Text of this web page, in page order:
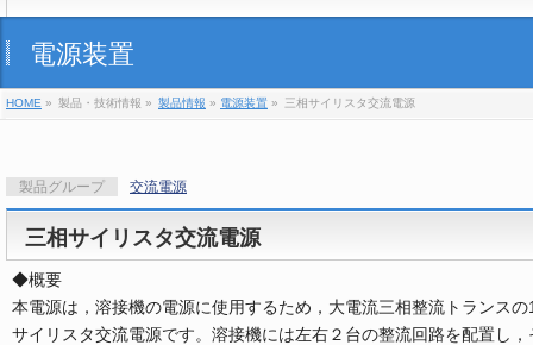
電源装置
HOME » 製品・技術情報 » 製品情報 » 電源装置 » 三相サイリスタ交流電源
製品グループ 交流電源
三相サイリスタ交流電源
◆概要
本電源は，溶接機の電源に使用するため，大電流三相整流トランス
サイリスタ交流電源です。溶接機には左右２台の整流回路を配置し